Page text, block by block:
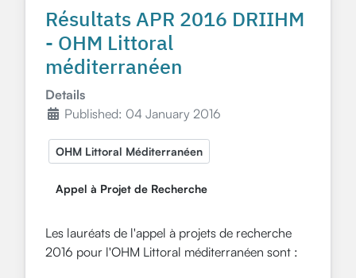
Résultats APR 2016 DRIIHM
- OHM Littoral
méditerranéen
Details
Published: 04 January 2016
OHM Littoral Méditerranéen
Appel à Projet de Recherche
Les lauréats de l'appel à projets de recherche
2016 pour l'OHM Littoral méditerranéen sont :